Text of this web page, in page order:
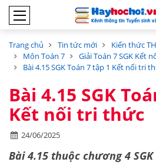
Trang chủ Tin tức mới Kiến thức
Môn Toán 7
Giải Toán 7 SGK Kết
Bài 4.15 SGK Toán 7 tập 1 Kết nối tri
Bài 4.15 SGK
Kết nối tri thức
24/06/2025
Bài 4.15 thuộc chương 4